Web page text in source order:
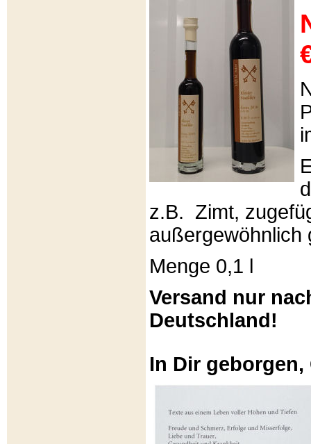
z.B. Zimt,
außergewöhnlich
Menge 0,1 l
Versand nur
Deutschland!
In Dir geborgen,